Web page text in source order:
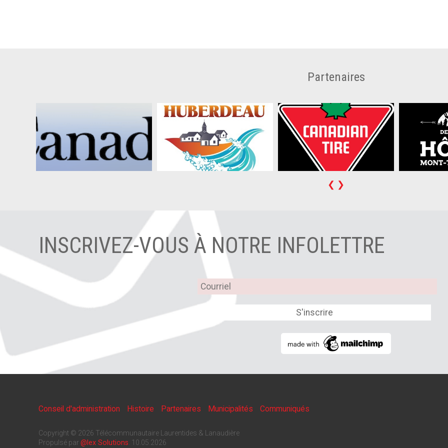
Partenaires
❮ ❯
INSCRIVEZ-VOUS À NOTRE INFOLETTRE
Conseil d'administration Histoire Partenaires Municipalités Communiqués
Copyright © 2026 Télécommunautaire Laurentides & Lanaudière
Propulsé par@lex Solutions. 10.05.2026